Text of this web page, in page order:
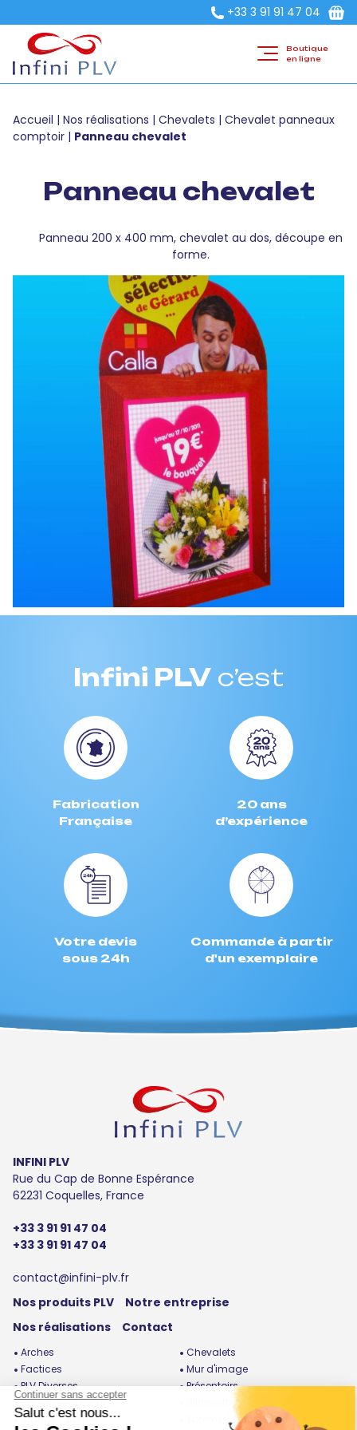
+33 3 91 91 47 04
Boutique
en ligne
Accueil | Nos réalisations | Chevalets | Chevalet panneaux
comptoir | Panneau chevalet
Panneau chevalet
Panneau 200 x 400 mm, chevalet au dos, découpe en
forme.
Infini PLV c’est
Fabrication
Française
20 ans
d’expérience
Votre devis
sous 24h
Commande à partir
d'un exemplaire
INFINI PLV
Rue du Cap de Bonne Espérance
62231 Coquelles, France
+33 3 91 91 47 04
+33 3 91 91 47 04
contact@infini-plv.fr
Nos produits PLV
Notre entreprise
Nos réalisations
Contact
Arches
Chevalets
Factices
Mur d'image
PLV Diverses
Présentoirs
Roues de la fortune
Silhouettes
Stands / Bornes
Totems / Enrouleurs